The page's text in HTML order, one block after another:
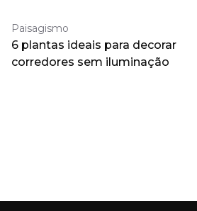
Paisagismo
6 plantas ideais para decorar
corredores sem iluminação